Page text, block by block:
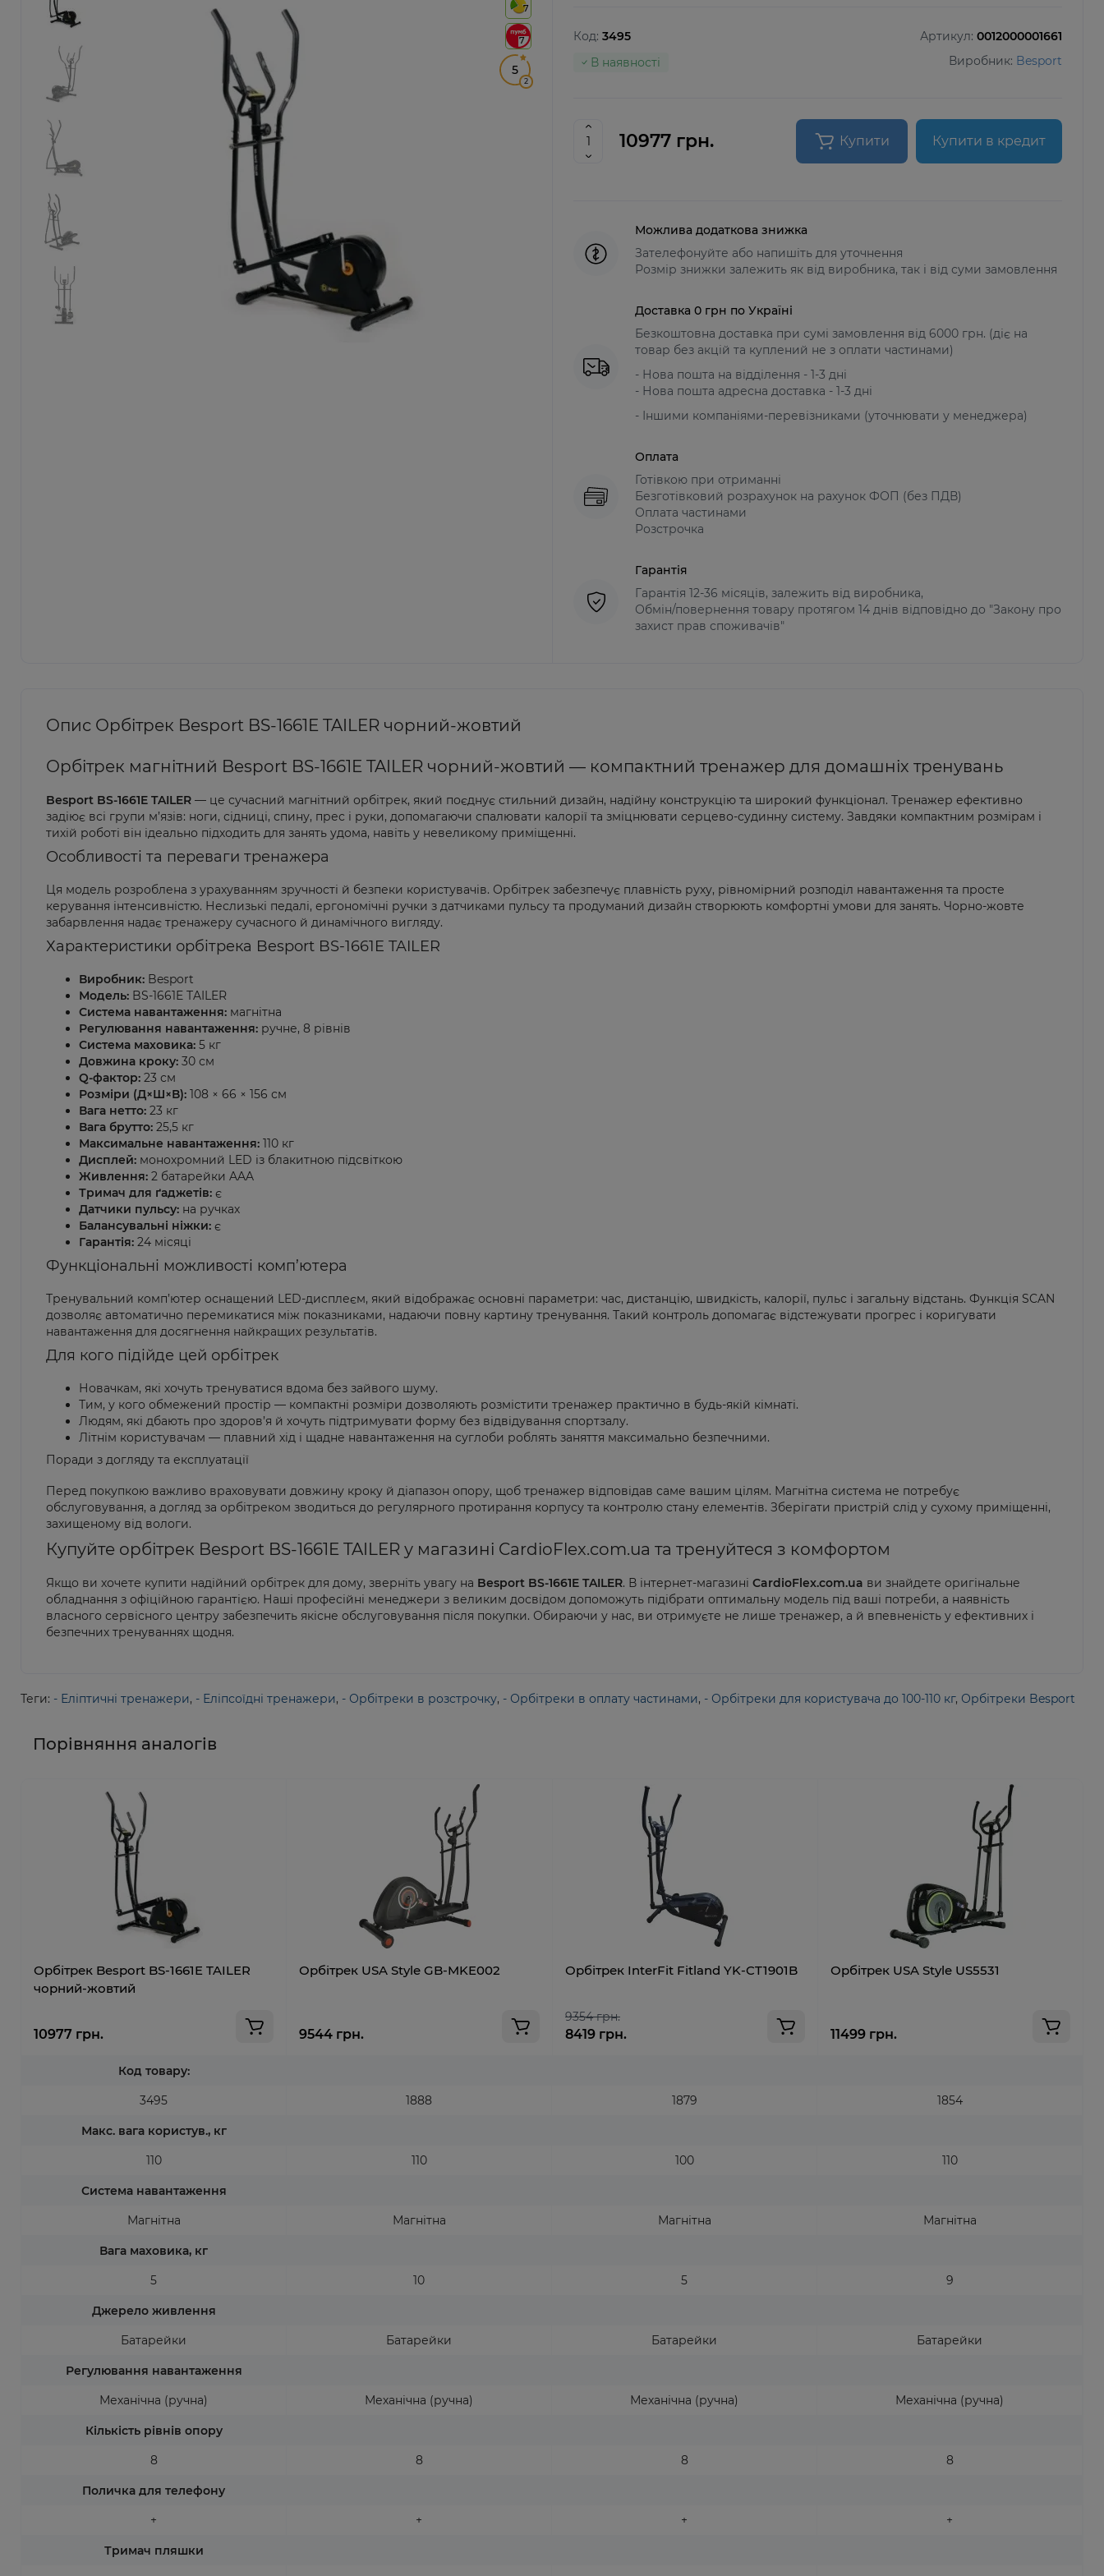
7
7
5
2
Код: 3495 Артикул: 0012000001661
Виробник: Besport
В наявності
10977 грн. Купити Купити в кредит
Можлива додаткова знижка
Зателефонуйте або напишіть для уточнення
Розмір знижки залежить як від виробника, так і від суми замовлення
Доставка 0 грн по Україні
Безкоштовна доставка при сумі замовлення від 6000 грн. (діє на
товар без акцій та куплений не з оплати частинами)
- Нова пошта на відділення - 1-3 дні
- Нова пошта адресна доставка - 1-3 дні
- Іншими компаніями-перевізниками (уточнювати у менеджера)
Оплата
Готівкою при отриманні
Безготівковий розрахунок на рахунок ФОП (без ПДВ)
Оплата частинами
Розстрочка
Гарантія
Гарантія 12-36 місяців, залежить від виробника,
Обмін/повернення товару протягом 14 днів відповідно до "Закону про
захист прав споживачів"
Опис Орбітрек Besport BS-1661E TAILER чорний-жовтий
Орбітрек магнітний Besport BS-1661E TAILER чорний-жовтий — компактний тренажер для домашніх тренувань
Besport BS-1661E TAILER — це сучасний магнітний орбітрек, який поєднує стильний дизайн, надійну конструкцію та широкий функціонал. Тренажер ефективно
задіює всі групи м’язів: ноги, сідниці, спину, прес і руки, допомагаючи спалювати калорії та зміцнювати серцево-судинну систему. Завдяки компактним розмірам і
тихій роботі він ідеально підходить для занять удома, навіть у невеликому приміщенні.
Особливості та переваги тренажера
Ця модель розроблена з урахуванням зручності й безпеки користувачів. Орбітрек забезпечує плавність руху, рівномірний розподіл навантаження та просте
керування інтенсивністю. Неслизькі педалі, ергономічні ручки з датчиками пульсу та продуманий дизайн створюють комфортні умови для занять. Чорно-жовте
забарвлення надає тренажеру сучасного й динамічного вигляду.
Характеристики орбітрека Besport BS-1661E TAILER
Виробник: Besport
Модель: BS-1661E TAILER
Система навантаження: магнітна
Регулювання навантаження: ручне, 8 рівнів
Система маховика: 5 кг
Довжина кроку: 30 см
Q-фактор: 23 см
Розміри (Д×Ш×В): 108 × 66 × 156 см
Вага нетто: 23 кг
Вага брутто: 25,5 кг
Максимальне навантаження: 110 кг
Дисплей: монохромний LED із блакитною підсвіткою
Живлення: 2 батарейки AAA
Тримач для ґаджетів: є
Датчики пульсу: на ручках
Балансувальні ніжки: є
Гарантія: 24 місяці
Функціональні можливості комп’ютера
Тренувальний комп’ютер оснащений LED-дисплеєм, який відображає основні параметри: час, дистанцію, швидкість, калорії, пульс і загальну відстань. Функція SCAN
дозволяє автоматично перемикатися між показниками, надаючи повну картину тренування. Такий контроль допомагає відстежувати прогрес і коригувати
навантаження для досягнення найкращих результатів.
Для кого підійде цей орбітрек
Новачкам, які хочуть тренуватися вдома без зайвого шуму.
Тим, у кого обмежений простір — компактні розміри дозволяють розмістити тренажер практично в будь-якій кімнаті.
Людям, які дбають про здоров’я й хочуть підтримувати форму без відвідування спортзалу.
Літнім користувачам — плавний хід і щадне навантаження на суглоби роблять заняття максимально безпечними.
Поради з догляду та експлуатації
Перед покупкою важливо враховувати довжину кроку й діапазон опору, щоб тренажер відповідав саме вашим цілям. Магнітна система не потребує
обслуговування, а догляд за орбітреком зводиться до регулярного протирання корпусу та контролю стану елементів. Зберігати пристрій слід у сухому приміщенні,
захищеному від вологи.
Купуйте орбітрек Besport BS-1661E TAILER у магазині CardioFlex.com.ua та тренуйтеся з комфортом
Якщо ви хочете купити надійний орбітрек для дому, зверніть увагу на Besport BS-1661E TAILER. В інтернет-магазині CardioFlex.com.ua ви знайдете оригінальне
обладнання з офіційною гарантією. Наші професійні менеджери з великим досвідом допоможуть підібрати оптимальну модель під ваші потреби, а наявність
власного сервісного центру забезпечить якісне обслуговування після покупки. Обираючи у нас, ви отримуєте не лише тренажер, а й впевненість у ефективних і
безпечних тренуваннях щодня.
Теги: - Еліптичні тренажери, - Еліпсоїдні тренажери, - Орбітреки в розстрочку, - Орбітреки в оплату частинами, - Орбітреки для користувача до 100-110 кг, Орбітреки Besport
Порівняння аналогів
Орбітрек Besport BS-1661E TAILER
чорний-жовтий
10977 грн.
Код товару:
3495
Макс. вага користув., кг
110
Система навантаження
Магнітна
Вага маховика, кг
5
Джерело живлення
Батарейки
Регулювання навантаження
Механічна (ручна)
Кількість рівнів опору
8
Поличка для телефону
+
Тримач пляшки
Орбітрек USA Style GB-MKE002
9544 грн.
1888
110
Магнітна
10
Батарейки
Механічна (ручна)
8
+
Орбітрек InterFit Fitland YK-CT1901B
9354 грн.
8419 грн.
1879
100
Магнітна
5
Батарейки
Механічна (ручна)
8
+
Орбітрек USA Style US5531
11499 грн.
1854
110
Магнітна
9
Батарейки
Механічна (ручна)
8
+